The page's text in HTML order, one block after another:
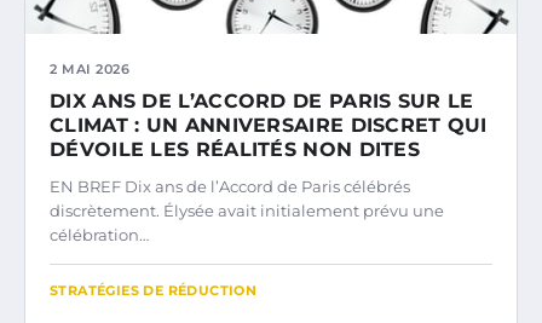
2 MAI 2026
DIX ANS DE L’ACCORD DE PARIS SUR LE
CLIMAT : UN ANNIVERSAIRE DISCRET QUI
DÉVOILE LES RÉALITÉS NON DITES
EN BREF Dix ans de l’Accord de Paris célébrés
discrètement. Élysée avait initialement prévu une
célébration…
STRATÉGIES DE RÉDUCTION